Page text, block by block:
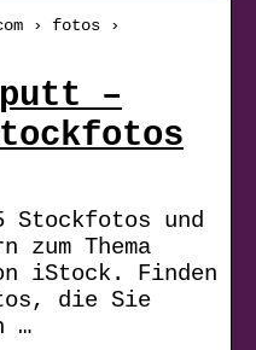
› fotos ›
–
Stockfotos und
Thema
iStock. Finden
die Sie
…